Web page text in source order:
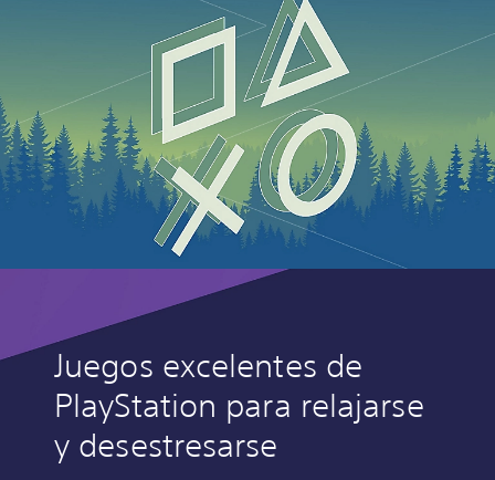
Juegos excelentes de
PlayStation para relajarse
y desestresarse